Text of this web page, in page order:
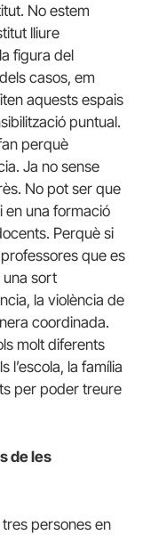
No estem
lliure
figura del
casos, em
aquests espais
puntual.
perquè
Ja no sense
No pot ser que
en una formació
Perquè si
que es
una sort
la violència de
coordinada.
molt diferents
l’escola, la família
per poder treure
de les
persones en